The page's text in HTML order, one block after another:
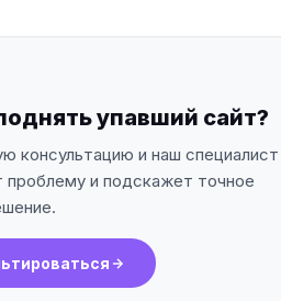
упавший сайт?
консультацию и наш специалист
проблему и подскажет точное